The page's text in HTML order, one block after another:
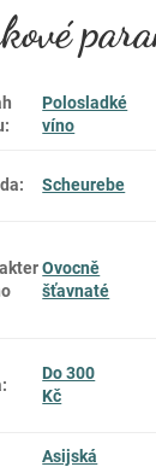
:
Polosladké
víno
: Scheurebe
Ovocně
šťavnaté
:
Do 300
Kč
Asijská